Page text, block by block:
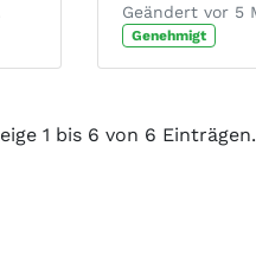
Genehmigt
1 bis 6 von 6 Einträgen.